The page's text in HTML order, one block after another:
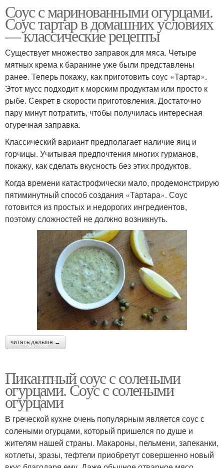
Соус с маринованными огурцами.
Соус тартар в домашних условиях
— классические рецепты
Существует множество заправок для мяса. Четыре
мятных крема к баранине уже были представлены
ранее. Теперь покажу, как приготовить соус «Тартар».
Этот мусс подходит к морским продуктам или просто к
рыбе. Секрет в скорости приготовления. Достаточно
пару минут потратить, чтобы получилась интересная
огуречная заправка.
Классический вариант предполагает наличие яиц и
горчицы. Учитывая предпочтения многих гурманов,
покажу, как сделать вкусность без этих продуктов.
Когда времени катастрофически мало, продемонстрирую
пятиминутный способ создания «Тартара». Соус
готовится из простых и недорогих ингредиентов,
поэтому сложностей не должно возникнуть.
читать дальше →
Пикантный соус с солеными
огурцами. Соус с солеными
огурцами
В греческой кухне очень популярным является соус с
солеными огурцами, который пришелся по душе и
жителям нашей страны. Макароны, пельмени, запеканки,
котлеты, зразы, тефтели приобретут совершенно новый